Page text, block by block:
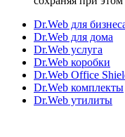
Dr.Web для
Dr.Web для дома
Dr.Web услуга
Dr.Web коробки
Dr.Web Office
Dr.Web комплекты
Dr.Web утилиты